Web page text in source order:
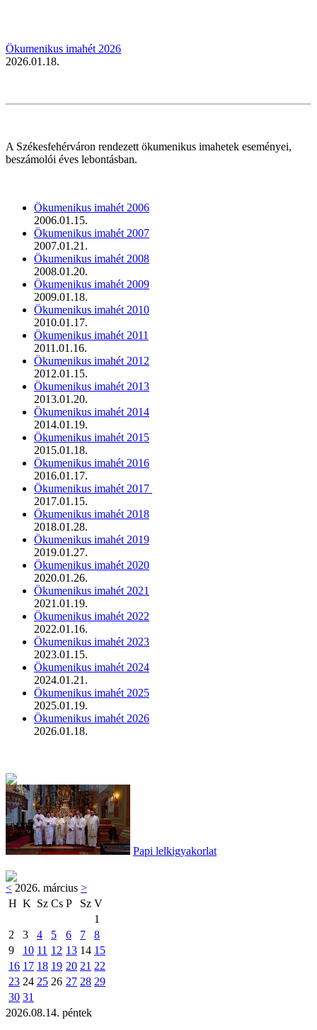
Ökumenikus imahét 2026
2026.01.18.
A Székesfehérváron rendezett ökumenikus imahetek eseményei,
beszámolói éves lebontásban.
Ökumenikus imahét 2006
2006.01.15.
Ökumenikus imahét 2007
2007.01.21.
Ökumenikus imahét 2008
2008.01.20.
Ökumenikus imahét 2009
2009.01.18.
Ökumenikus imahét 2010
2010.01.17.
Ökumenikus imahét 2011
2011.01.16.
Ökumenikus imahét 2012
2012.01.15.
Ökumenikus imahét 2013
2013.01.20.
Ökumenikus imahét 2014
2014.01.19.
Ökumenikus imahét 2015
2015.01.18.
Ökumenikus imahét 2016
2016.01.17.
Ökumenikus imahét 2017
2017.01.15.
Ökumenikus imahét 2018
2018.01.28.
Ökumenikus imahét 2019
2019.01.27.
Ökumenikus imahét 2020
2020.01.26.
Ökumenikus imahét 2021
2021.01.19.
Ökumenikus imahét 2022
2022.01.16.
Ökumenikus imahét 2023
2023.01.15.
Ökumenikus imahét 2024
2024.01.21.
Ökumenikus imahét 2025
2025.01.19.
Ökumenikus imahét 2026
2026.01.18.
Papi lelkigyakorlat
< 2026. március >
H K Sz Cs P Sz V
1
2
3 4 5 6 7
8
9
10 11 12 13 14 15
16 17 18 19 20 21 22
23 24 25 26 27 28 29
30 31
2026.08.14. péntek